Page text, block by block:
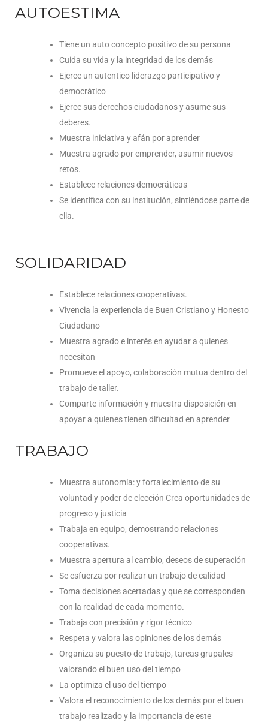
AUTOESTIMA
Tiene un auto concepto positivo de su persona
Cuida su vida y la integridad de los demás
Ejerce un autentico liderazgo participativo y
democrático
Ejerce sus derechos ciudadanos y asume sus
deberes.
Muestra iniciativa y afán por aprender
Muestra agrado por emprender, asumir nuevos
retos.
Establece relaciones democráticas
Se identifica con su institución, sintiéndose parte de
ella.
SOLIDARIDAD
Establece relaciones cooperativas.
Vivencia la experiencia de Buen Cristiano y Honesto
Ciudadano
Muestra agrado e interés en ayudar a quienes
necesitan
Promueve el apoyo, colaboración mutua dentro del
trabajo de taller.
Comparte información y muestra disposición en
apoyar a quienes tienen dificultad en aprender
TRABAJO
Muestra autonomía: y fortalecimiento de su
voluntad y poder de elección Crea oportunidades de
progreso y justicia
Trabaja en equipo, demostrando relaciones
cooperativas.
Muestra apertura al cambio, deseos de superación
Se esfuerza por realizar un trabajo de calidad
Toma decisiones acertadas y que se corresponden
con la realidad de cada momento.
Trabaja con precisión y rigor técnico
Respeta y valora las opiniones de los demás
Organiza su puesto de trabajo, tareas grupales
valorando el buen uso del tiempo
La optimiza el uso del tiempo
Valora el reconocimiento de los demás por el buen
trabajo realizado y la importancia de este